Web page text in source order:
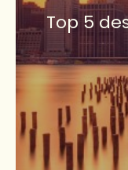
Top 5